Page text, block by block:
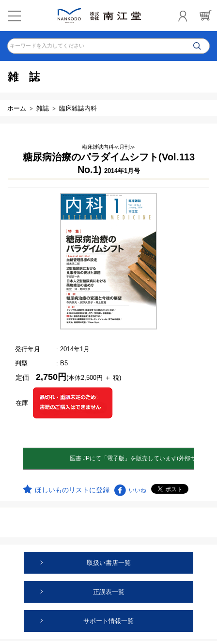
キーワードを入力してください
雑誌
ホーム 雑誌 臨床雑誌内科
臨床雑誌内科≪月刊≫
糖尿病治療のパラダイムシフト(Vol.113
No.1) 2014年1月号
発行年月
: 2014年1月
判型
: B5
在庫
定価2,750円(本体2,500円 ＋ 税)
ほしいものリストに登録 いいね
取扱い書店一覧
正誤表一覧
サポート情報一覧